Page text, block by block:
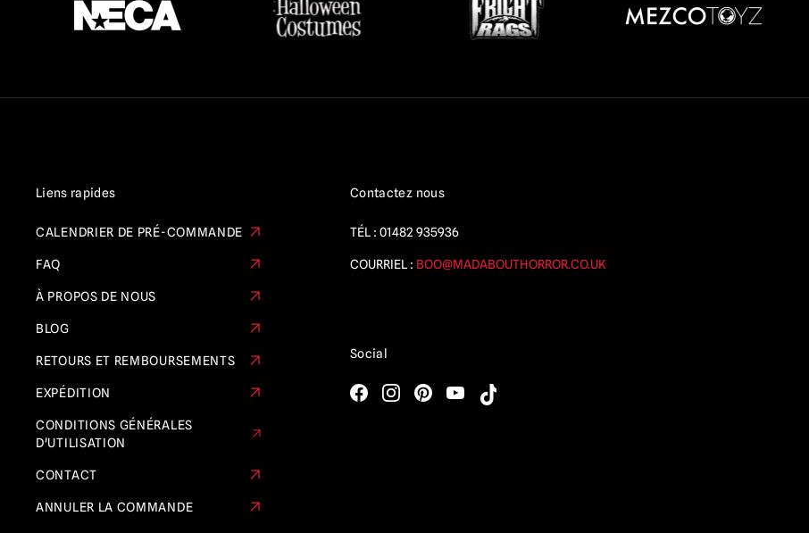
Liens rapides
CALENDRIER DE PRÉ-COMMANDE
FAQ
À PROPOS DE NOUS
BLOG
RETOURS ET REMBOURSEMENTS
EXPÉDITION
CONDITIONS GÉNÉRALES
D'UTILISATION
CONTACT
ANNULER LA COMMANDE
Contactez nous
TÉL : 01482 935936
COURRIEL : BOO@MADABOUTHORROR.CO.UK
Social